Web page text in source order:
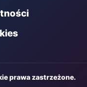
prawa zastrzeżone.